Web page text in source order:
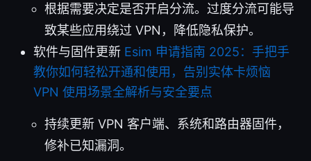
根据需要决定是否开启分流。过度分流可能导
致某些应用绕过 VPN，降低隐私保护。
软件与固件更新 Esim 申请指南 2025：手把手
教你如何轻松开通和使用，告别实体卡烦恼
VPN 使用场景全解析与安全要点
持续更新 VPN 客户端、系统和路由器固件，
修补已知漏洞。